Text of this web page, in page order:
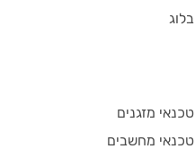
בלוג
טכנאי מזגנים
טכנאי מחשבים